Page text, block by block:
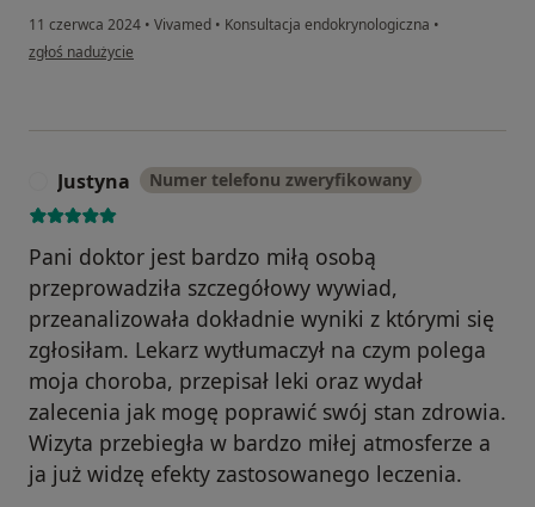
11 czerwca 2024 • Vivamed • Konsultacja endokrynologiczna •
w opinii użytkownika BP
zgłoś nadużycie
Justyna Numer telefonu zweryfikowany
Pani doktor jest bardzo miłą osobą
przeprowadziła szczegółowy wywiad,
przeanalizowała dokładnie wyniki z którymi się
zgłosiłam. Lekarz wytłumaczył na czym polega
moja choroba, przepisał leki oraz wydał
zalecenia jak mogę poprawić swój stan zdrowia.
Wizyta przebiegła w bardzo miłej atmosferze a
ja już widzę efekty zastosowanego leczenia.